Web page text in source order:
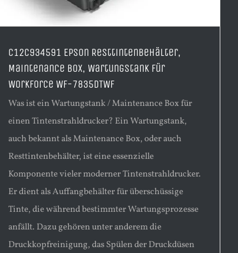
C12C934591 Epson Resttintenbehälter,
Maintenance Box, Wartungstank für
WorkForce WF-7835DTWF
Was ist ein Wartungstank / Maintenance Box für
einen Tintenstrahldrucker? Ein Wartungstank,
auch bekannt als Maintenance Box, oder auch
Resttintenbehälter, ist eine essenzielle
Komponente vieler moderner Tintenstrahldrucker.
Er dient als Auffangbehälter für überschüssige
Tinte, die während bestimmter Wartungsprozesse
anfällt. Dazu gehören unter anderem die
Druckkopfreinigung, das Spülen der Druckdüsen